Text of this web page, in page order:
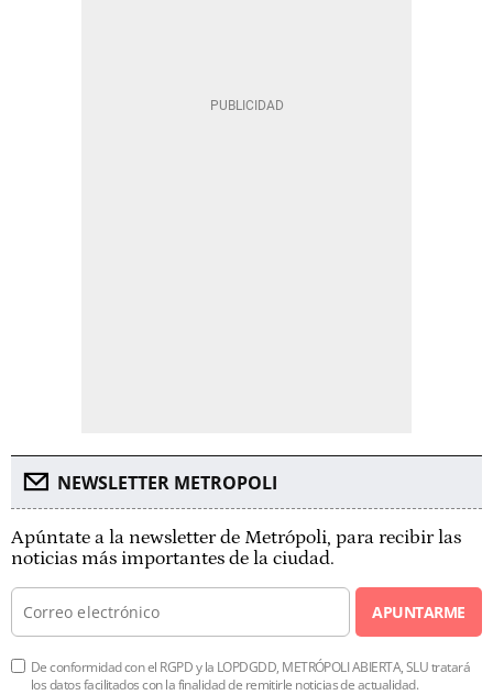
NEWSLETTER METROPOLI
Apúntate a la newsletter de Metrópoli, para recibir las
noticias más importantes de la ciudad.
APUNTARME
De conformidad con el RGPD y la LOPDGDD, METRÓPOLI ABIERTA, SLU tratará
los datos facilitados con la finalidad de remitirle noticias de actualidad.